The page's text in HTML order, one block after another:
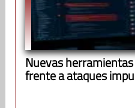
Nuevas
frente a ataques